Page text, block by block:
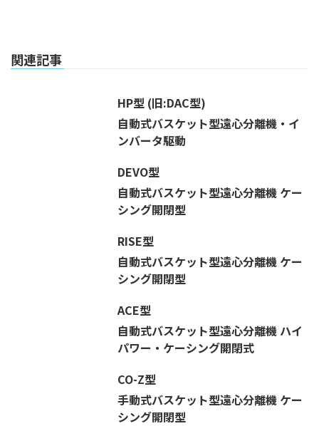
関連記事
HP型 (旧:DAC型)
自動式バスケット型遠心分離機・イ
ンバータ駆動
DEVO型
自動式バスケット型遠心分離機 ケー
シング開閉型
RISE型
自動式バスケット型遠心分離機 ケー
シング開閉型
ACE型
自動式バスケット型遠心分離機 ハイ
パワー・ケーシング開閉式
CO-Z型
手動式バスケット型遠心分離機 ケー
シング開閉型